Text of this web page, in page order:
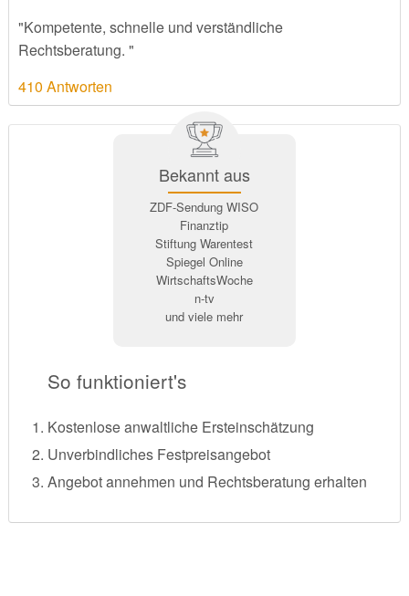
"Kompetente, schnelle und verständliche
Rechtsberatung. "
410 Antworten
Bekannt aus
ZDF-Sendung WISO
Finanztip
Stiftung Warentest
Spiegel Online
WirtschaftsWoche
n-tv
und viele mehr
So funktioniert's
Kostenlose anwaltliche Ersteinschätzung
Unverbindliches Festpreisangebot
Angebot annehmen und Rechtsberatung erhalten